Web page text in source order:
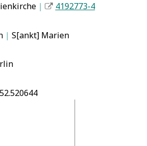
|
4192773-4
| S[ankt] Marien